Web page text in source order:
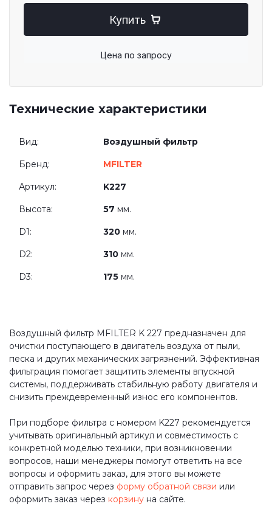
Купить
Цена по запросу
Технические характеристики
Вид: Воздушный фильтр
Бренд: MFILTER
Артикул: K227
Высота: 57 мм.
D1: 320 мм.
D2: 310 мм.
D3: 175 мм.
Воздушный фильтр MFILTER K 227 предназначен для
очистки поступающего в двигатель воздуха от пыли,
песка и других механических загрязнений. Эффективная
фильтрация помогает защитить элементы впускной
системы, поддерживать стабильную работу двигателя и
снизить преждевременный износ его компонентов.
При подборе фильтра с номером K227 рекомендуется
учитывать оригинальный артикул и совместимость с
конкретной моделью техники, при возникновении
вопросов, наши менеджеры помогут ответить на все
вопросы и оформить заказ, для этого вы можете
отправить запрос через форму обратной связи или
оформить заказ через корзину на сайте.